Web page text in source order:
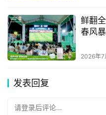
进的生产技术进行投资。
戴森全球数码马达工程总
程中，最重要的一个环节
生产制造基地的要求极高。”
鲜翻
春风
2026年7
发表回复
请登录后评论...